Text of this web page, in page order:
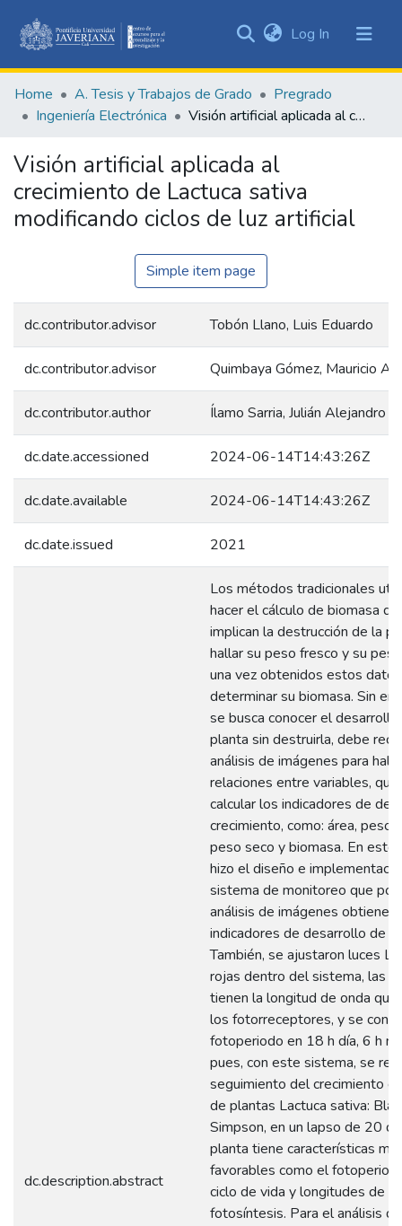
&
Collections
Statistics
Log In (current)
Home A. Tesis y Trabajos de Grado
Pregrado
Ingeniería Electrónica
Visión artificial aplicada al crecimiento de Lactuca sativa modificando ciclos de luz artificial
Visión artificial aplicada al
crecimiento de Lactuca sativa
modificando ciclos de luz artificial
Simple item page
dc.contributor.advisor Tobón Llano, Luis Eduardo
dc.contributor.advisor Quimbaya Gómez, Mauricio
dc.contributor.author Ílamo Sarria, Julián Alejandro
dc.date.accessioned 2024-06-14T14:43:26Z
dc.date.available 2024-06-14T14:43:26Z
dc.date.issued 2021
dc.description.abstract
Los métodos tradicionales
hacer el cálculo de biomasa
implican la destrucción de la
hallar su peso fresco y su
una vez obtenidos estos
determinar su biomasa. Sin
se busca conocer el desarrollo
planta sin destruirla, debe
análisis de imágenes para
relaciones entre variables,
calcular los indicadores de
crecimiento, como: área, peso
peso seco y biomasa. En este
hizo el diseño e
sistema de monitoreo que
análisis de imágenes obtiene
indicadores de desarrollo de
También, se ajustaron luces
rojas dentro del sistema, las
tienen la longitud de onda
los fotorreceptores, y se
fotoperiodo en 18 h día, 6 h
pues, con este sistema, se
seguimiento del crecimiento
de plantas Lactuca sativa:
Simpson, en un lapso de 20
planta tiene características
favorables como el
ciclo de vida y longitudes de
fotosíntesis. Para el análisis